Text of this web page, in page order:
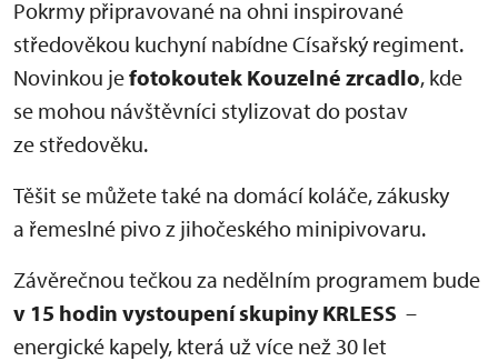
Pokrmy připravované na ohni inspirované
středověkou kuchyní nabídne Císařský regiment.
Novinkou jefotokoutek Kouzelné zrcadlo, kde
se mohou návštěvníci stylizovat do postav
ze středověku.
Těšit se můžete také na domácí koláče, zákusky
a řemeslné pivo z jihočeského minipivovaru.
Závěrečnou tečkou za nedělním programem bude
v 15 hodin vystoupení skupiny KRLESS –
energické kapely, která už více než 30 let